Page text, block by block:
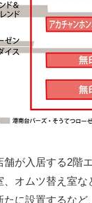
が入居する2階
、オムツ替え室な
たに設置するな